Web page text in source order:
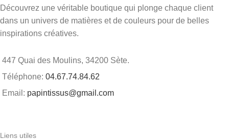
Découvrez une véritable boutique qui plonge chaque client
dans un univers de matières et de couleurs pour de belles
inspirations créatives.
447 Quai des Moulins, 34200 Sète.
Téléphone: 04.67.74.84.62
Email: papintissus@gmail.com
Liens utiles